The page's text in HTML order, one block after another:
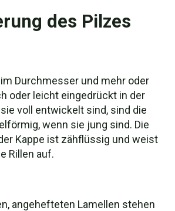
des Pilzes
Durchmesser und mehr oder
oder leicht eingedrückt in der
voll entwickelt sind, sind die
wenn sie jung sind. Die
Kappe ist zähflüssig und weist
Rillen auf.
angehefteten Lamellen stehen